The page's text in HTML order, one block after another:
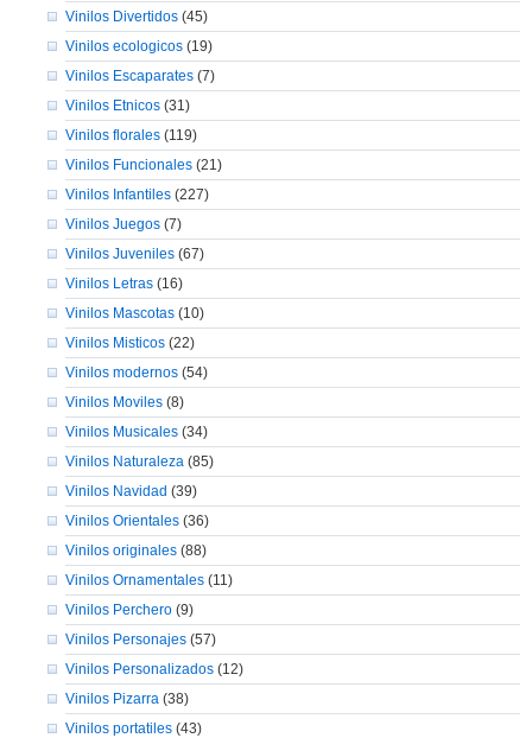
Vinilos Divertidos(45)
Vinilos ecologicos(19)
Vinilos Escaparates(7)
Vinilos Etnicos(31)
Vinilos florales(119)
Vinilos Funcionales(21)
Vinilos Infantiles(227)
Vinilos Juegos(7)
Vinilos Juveniles(67)
Vinilos Letras(16)
Vinilos Mascotas(10)
Vinilos Misticos(22)
Vinilos modernos(54)
Vinilos Moviles(8)
Vinilos Musicales(34)
Vinilos Naturaleza(85)
Vinilos Navidad (39)
Vinilos Orientales(36)
Vinilos originales(88)
Vinilos Ornamentales(11)
Vinilos Perchero(9)
Vinilos Personajes(57)
Vinilos Personalizados(12)
Vinilos Pizarra(38)
Vinilos portatiles(43)